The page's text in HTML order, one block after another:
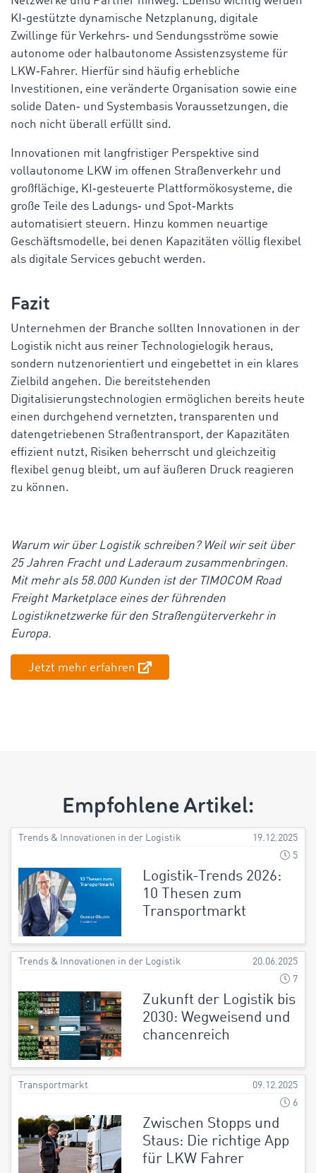
KI‑gestützte dynamische Netzplanung, digitale
Zwillinge für Verkehrs‑ und Sendungsströme sowie
autonome oder halbautonome Assistenzsysteme für
LKW‑Fahrer. Hierfür sind häufig erhebliche
Investitionen, eine veränderte Organisation sowie eine
solide Daten‑ und Systembasis Voraussetzungen, die
noch nicht überall erfüllt sind.
Innovationen mit langfristiger Perspektive sind
vollautonome LKW im offenen Straßenverkehr und
großflächige, KI‑gesteuerte Plattformökosysteme, die
große Teile des Ladungs‑ und Spot‑Markts
automatisiert steuern. Hinzu kommen neuartige
Geschäftsmodelle, bei denen Kapazitäten völlig flexibel
als digitale Services gebucht werden.
Fazit
Unternehmen der Branche sollten Innovationen in der
Logistik nicht aus reiner Technologielogik heraus,
sondern nutzenorientiert und eingebettet in ein klares
Zielbild angehen. Die bereitstehenden
Digitalisierungstechnologien ermöglichen bereits heute
einen durchgehend vernetzten, transparenten und
datengetriebenen Straßentransport, der Kapazitäten
effizient nutzt, Risiken beherrscht und gleichzeitig
flexibel genug bleibt, um auf äußeren Druck reagieren
zu können.
Warum wir über Logistik schreiben? Weil wir seit über
25 Jahren Fracht und Laderaum zusammenbringen.
Mit mehr als 58.000 Kunden ist der TIMOCOM Road
Freight Marketplace eines der führenden
Logistiknetzwerke für den Straßengüterverkehr in
Europa.
Jetzt mehr erfahren
Empfohlene Artikel:
Trends & Innovationen in der Logistik
19.12.2025
5
Logistik-Trends 2026:
10 Thesen zum
Transportmarkt
Trends & Innovationen in der Logistik
20.06.2025
7
Zukunft der Logistik bis
2030: Wegweisend und
chancenreich
Transportmarkt
09.12.2025
6
Zwischen Stopps und
Staus: Die richtige App
für LKW Fahrer